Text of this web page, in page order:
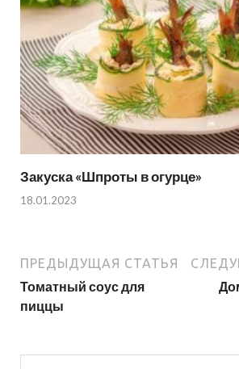
Закуска «Шпроты в огурце»
18.01.2023
ПРЕДЫДУЩАЯ СТАТЬЯ
Томатный соус для
пиццы